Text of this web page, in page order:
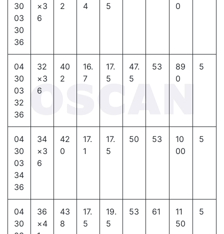
30
03
30
36
×3
6
2
4
5
0
04
30
03
32
36
32
×3
6
40
2
16.
7
17.
5
47.
5
53
89
0
5
04
30
03
34
36
34
×3
6
42
0
17.
1
17.
5
50 53
10
00
5
04
30
36
×4
43
8
17.
5
19.
5
53 61
11
50
5